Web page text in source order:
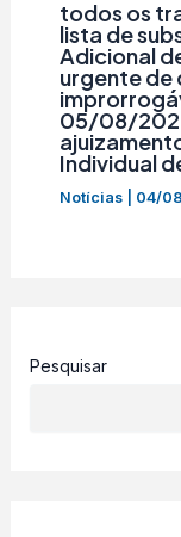
todos os
lista de
Adicional
urgente de
05/08/
Individual
Notícias| 04/
Pesquisar